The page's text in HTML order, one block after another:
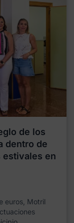
de los
dentro de
estivales en
euros, Motril